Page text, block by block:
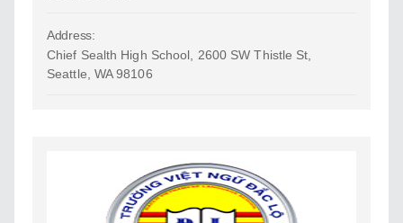
Address:
Chief Sealth High School, 2600 SW Thistle St,
Seattle, WA 98106